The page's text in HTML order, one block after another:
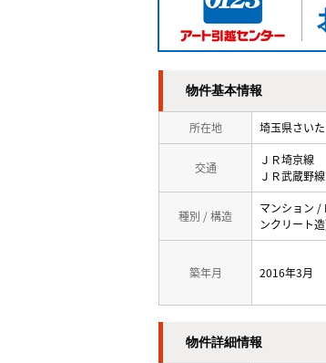
物件基本情報
所在地 埼玉県さい
交通
ＪＲ埼京線
ＪＲ武蔵野
種別 / 構造
マンション /
ンクリート
築年月 2016年3月
物件詳細情報